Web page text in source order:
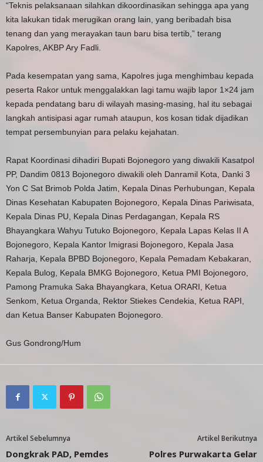
“Teknis pelaksanaan silahkan dikoordinasikan sehingga apa yang
kita lakukan tidak merugikan orang lain, yang beribadah bisa
tenang dan yang merayakan taun baru bisa tertib,” terang
Kapolres, AKBP Ary Fadli.
Pada kesempatan yang sama, Kapolres juga menghimbau kepada
peserta Rakor untuk menggalakkan lagi tamu wajib lapor 1×24 jam
kepada pendatang baru di wilayah masing-masing, hal itu sebagai
langkah antisipasi agar rumah ataupun, kos kosan tidak dijadikan
tempat persembunyian para pelaku kejahatan.
Rapat Koordinasi dihadiri Bupati Bojonegoro yang diwakili Kasatpol
PP, Dandim 0813 Bojonegoro diwakili oleh Danramil Kota, Danki 3
Yon C Sat Brimob Polda Jatim, Kepala Dinas Perhubungan, Kepala
Dinas Kesehatan Kabupaten Bojonegoro, Kepala Dinas Pariwisata,
Kepala Dinas PU, Kepala Dinas Perdagangan, Kepala RS
Bhayangkara Wahyu Tutuko Bojonegoro, Kepala Lapas Kelas II A
Bojonegoro, Kepala Kantor Imigrasi Bojonegoro, Kepala Jasa
Raharja, Kepala BPBD Bojonegoro, Kepala Pemadam Kebakaran,
Kepala Bulog, Kepala BMKG Bojonegoro, Ketua PMI Bojonegoro,
Pamong Pramuka Saka Bhayangkara, Ketua ORARI, Ketua
Senkom, Ketua Organda, Rektor Stiekes Cendekia, Ketua RAPI,
dan Ketua Banser Kabupaten Bojonegoro.
Gus Gondrong/Hum
Artikel Sebelumnya
Dongkrak PAD, Pemdes
Artikel Berikutnya
Polres Purwakarta Gelar